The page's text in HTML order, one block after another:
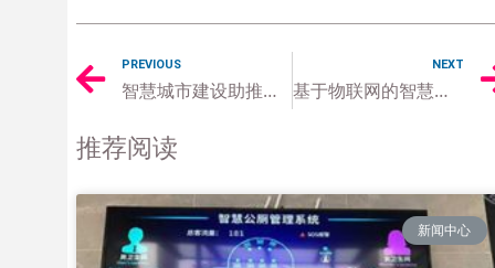
PREVIOUS
智慧城市建设助推智慧旅游产业的快速发展
NEXT
基于物联网的智慧农业解决方案
推荐阅读
新闻中心